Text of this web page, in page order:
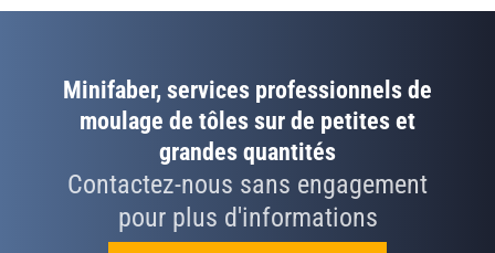
Minifaber, services professionnels de
moulage de tôles sur de petites et
grandes quantités
Contactez-nous sans engagement
pour plus d'informations